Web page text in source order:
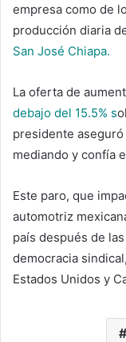
empresa como de
producción diaria
San José Chiapa.
La oferta de
debajo del 15.5% s
presidente
mediando y confía
Este paro, que
automotriz
país después de
democracia
Estados Unidos y